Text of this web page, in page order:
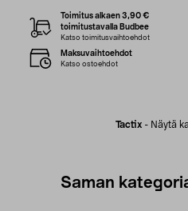
Tactix - Näytä
Toimitus alkaen 3,90 €
toimitustavalla Budbee
Katso toimitusvaihtoehdot
Maksuvaihtoehdot
Katso ostoehdot
Saman